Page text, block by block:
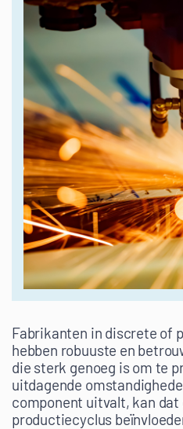
Fabrikanten in discrete of
hebben robuuste en
die sterk genoeg is om te
uitdagende
component uitvalt, kan dat
productiecyclus